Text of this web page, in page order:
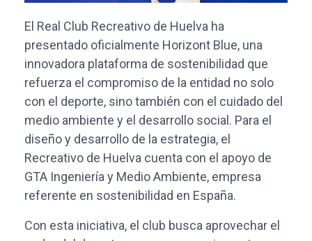
El Real Club Recreativo de Huelva ha
presentado oficialmente Horizont Blue, una
innovadora plataforma de sostenibilidad que
refuerza el compromiso de la entidad no solo
con el deporte, sino también con el cuidado del
medio ambiente y el desarrollo social. Para el
diseño y desarrollo de la estrategia, el
Recreativo de Huelva cuenta con el apoyo de
GTA Ingeniería y Medio Ambiente, empresa
referente en sostenibilidad en España.
Con esta iniciativa, el club busca aprovechar el